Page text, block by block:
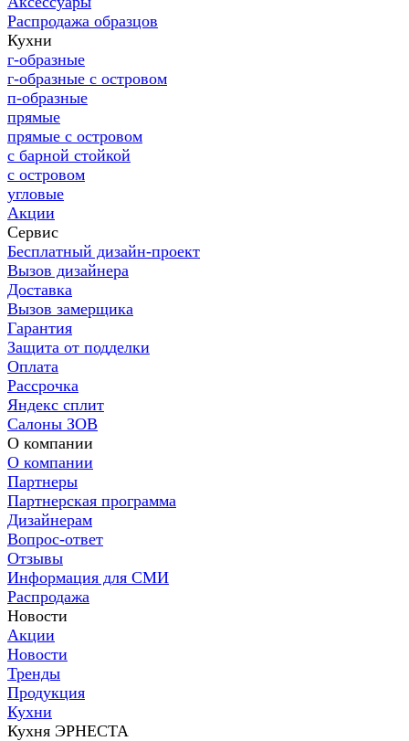
Распродажа образцов
Кухни
г-образные
г-образные с островом
п-образные
прямые
прямые с островом
с барной стойкой
с островом
угловые
Акции
Сервис
Бесплатный дизайн-проект
Вызов дизайнера
Доставка
Вызов замерщика
Гарантия
Защита от подделки
Оплата
Рассрочка
Яндекс сплит
Салоны ЗОВ
О компании
О компании
Партнеры
Партнерская программа
Дизайнерам
Вопрос-ответ
Отзывы
Информация для СМИ
Распродажа
Новости
Акции
Новости
Тренды
Продукция
Кухни
Кухня ЭРНЕСТА